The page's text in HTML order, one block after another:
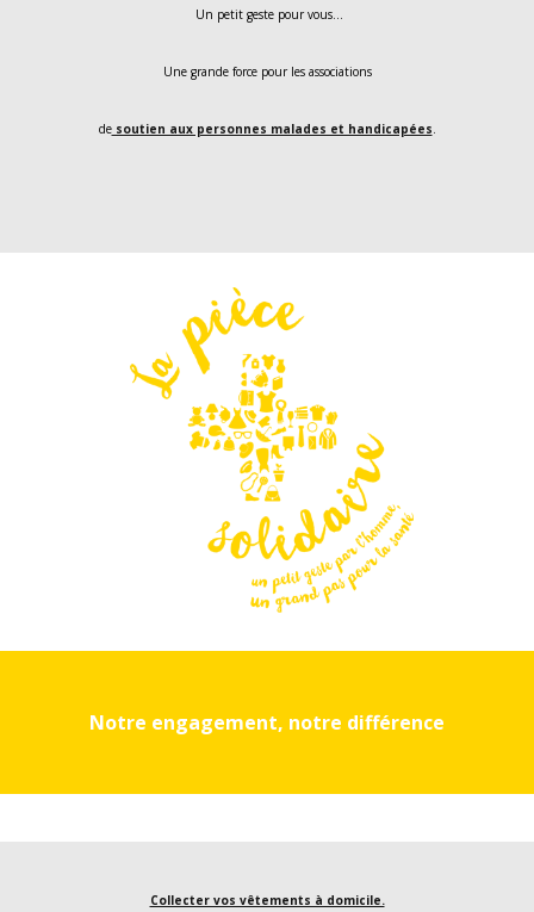
Un petit geste pour vous…
Une grande force pour les associations
desoutien aux personnes malades et handicapées.
Notre engagement, notre différence
Collecter vos vêtements à domicile.